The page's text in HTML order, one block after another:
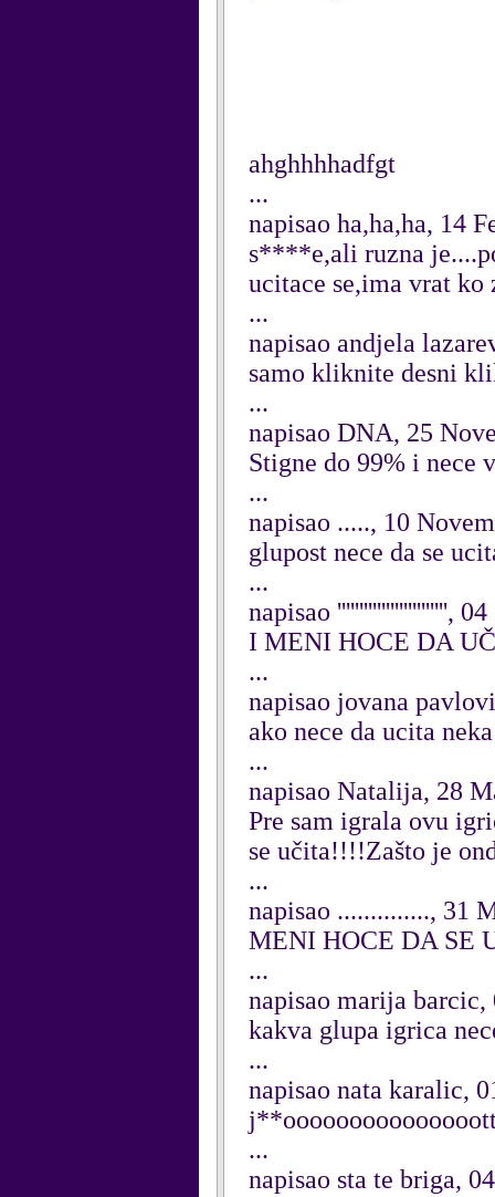
ahghhhhadfgt
...
napisao ha,ha,ha, 14
s****e,ali ruzna
ucitace se,ima vrat ko
...
napisao andjela
samo kliknite desni
...
napisao DNA, 25
Stigne do 99% i nece
...
napisao ....., 10
glupost nece da se
...
napisao ''''''''''''''''''''''''',
I MENI HOCE DA
...
napisao jovana
ako nece da ucita
...
napisao Natalija, 28
Pre sam igrala ovu
se učita!!!!Zašto je
...
napisao .............., 31
MENI HOCE DA SE
...
napisao marija barcic,
kakva glupa igrica
...
napisao nata karalic,
...
napisao sta te briga,